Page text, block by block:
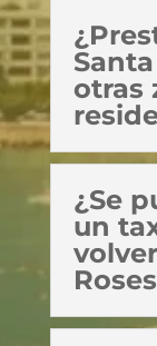
otras
¿Se
un